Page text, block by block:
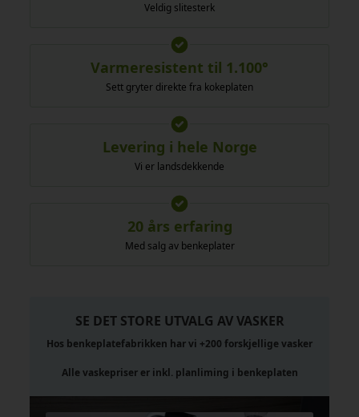
Veldig slitesterk
Varmeresistent til 1.100°
Sett gryter direkte fra kokeplaten
Levering i hele Norge
Vi er landsdekkende
20 års erfaring
Med salg av benkeplater
SE DET STORE UTVALG AV VASKER
Hos benkeplatefabrikken har vi +200 forskjellige vasker
Alle vaskepriser er inkl. planliming i benkeplaten